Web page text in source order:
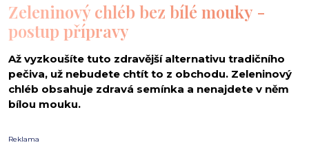
Zeleninový chléb bez bílé mouky -
postup přípravy
Až vyzkoušíte tuto zdravější alternativu tradičního
pečiva, už nebudete chtít to z obchodu. Zeleninový
chléb obsahuje zdravá semínka a nenajdete v něm
bílou mouku.
Reklama